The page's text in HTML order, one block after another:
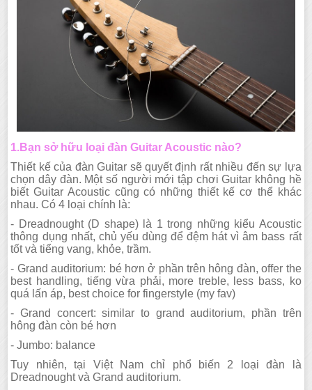
1.Bạn sở hữu loại đàn Guitar Acoustic nào?
Thiết kế của đàn Guitar sẽ quyết định rất nhiều đến sự lựa
chọn dây đàn. Một số người mới tập chơi Guitar không hề
biết Guitar Acoustic cũng có những thiết kế cơ thể khác
nhau. Có 4 loại chính là:
- Dreadnought (D shape) là 1 trong những kiểu Acoustic
thông dụng nhất, chủ yếu dùng để đệm hát vì âm bass rất
tốt và tiểng vang, khỏe, trầm.
- Grand auditorium: bé hơn ở phần trên hông đàn, offer the
best handling, tiếng vừa phải, more treble, less bass, ko
quá lấn áp, best choice for fingerstyle (my fav)
- Grand concert: similar to grand auditorium, phần trên
hông đàn còn bé hơn
- Jumbo: balance
Tuy nhiên, tại Việt Nam chỉ phổ biến 2 loại đàn là
Dreadnought và Grand auditorium.